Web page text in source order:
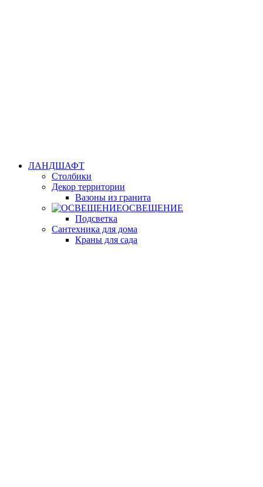
ЛАНДШАФТ
Столбики
Декор территории
Вазоны из гранита
ОСВЕЩЕНИЕ
Подсветка
Сантехника для дома
Краны для сада